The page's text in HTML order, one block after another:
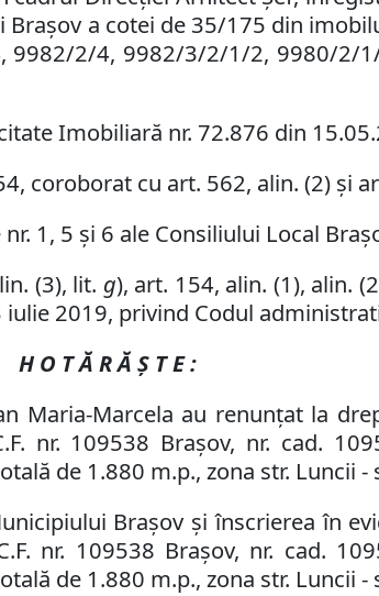
Braşov a cotei de 35/175 din
9982/2/4, 9982/3/2/1/2, 9980/2/
Imobiliară nr. 72.876 din
coroborat cu art. 562, alin. (2) și
1, 5 și 6 ale Consiliului Local
(3), lit. g), art. 154, alin. (1), alin.
2019, privind Codul
H O T Ă R Ă Ş T E :
Maria-Marcela au renunțat la
nr. 109538 Brașov, nr. cad.
de 1.880 m.p., zona str. Luncii -
Braşov şi înscrierea în
nr. 109538 Brașov, nr. cad.
de 1.880 m.p., zona str. Luncii -